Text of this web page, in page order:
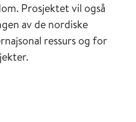
Prosjektet vil også
av de nordiske
ressurs og for